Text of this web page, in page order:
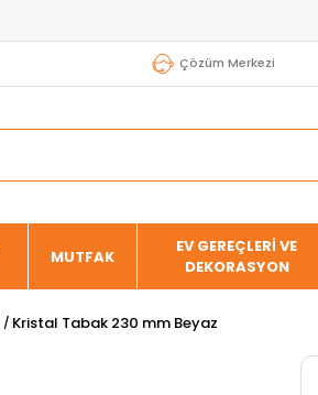
Çözüm Merkezi
MUTFAK
EV GEREÇLERİ VE
DEKORASYON
Kristal Tabak 230 mm Beyaz